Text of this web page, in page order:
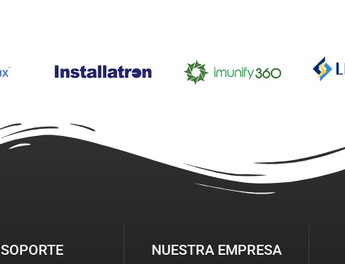
SOPORTE NUESTRA EMPRESA